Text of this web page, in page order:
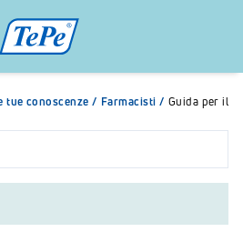
conoscenze / Farmacisti / Guida per il